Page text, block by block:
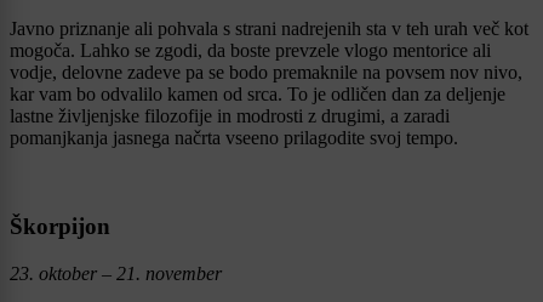
Javno priznanje ali pohvala s strani nadrejenih sta v teh urah več kot
mogoča. Lahko se zgodi, da boste prevzele vlogo mentorice ali
vodje, delovne zadeve pa se bodo premaknile na povsem nov nivo,
kar vam bo odvalilo kamen od srca. To je odličen dan za deljenje
lastne življenjske filozofije in modrosti z drugimi, a zaradi
pomanjkanja jasnega načrta vseeno prilagodite svoj tempo.
Škorpijon
23. oktober – 21. november